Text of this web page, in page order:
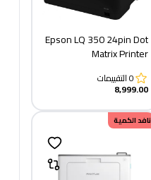
Epson LQ 350 24pin Dot
Matrix Printer
0التقييمات
8,999.00
نافد الكمية